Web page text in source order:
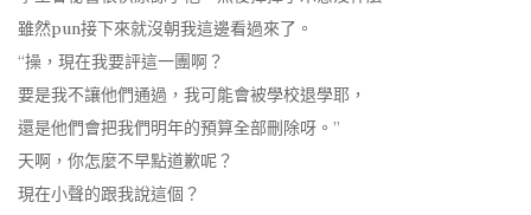
雖然pun接下來就沒朝我這邊看過來了。
“操，現在我要評這一團啊？
要是我不讓他們通過，我可能會被學校退學耶，
還是他們會把我們明年的預算全部刪除呀。”
天啊，你怎麼不早點道歉呢？
現在小聲的跟我說這個？